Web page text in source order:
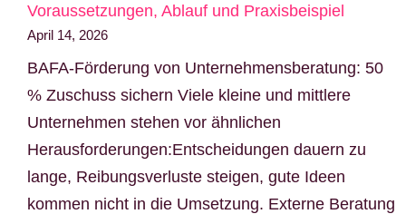
Voraussetzungen, Ablauf und Praxisbeispiel
April 14, 2026
BAFA-Förderung von Unternehmensberatung: 50
% Zuschuss sichern Viele kleine und mittlere
Unternehmen stehen vor ähnlichen
Herausforderungen:Entscheidungen dauern zu
lange, Reibungsverluste steigen, gute Ideen
kommen nicht in die Umsetzung. Externe Beratung